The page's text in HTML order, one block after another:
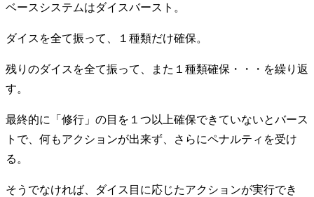
ベースシステムはダイスバースト。
ダイスを全て振って、１種類だけ確保。
残りのダイスを全て振って、また１種類確保・・・を繰り返
す。
最終的に「修行」の目を１つ以上確保できていないとバース
トで、何もアクションが出来ず、さらにペナルティを受け
る。
そうでなければ、ダイス目に応じたアクションが実行でき